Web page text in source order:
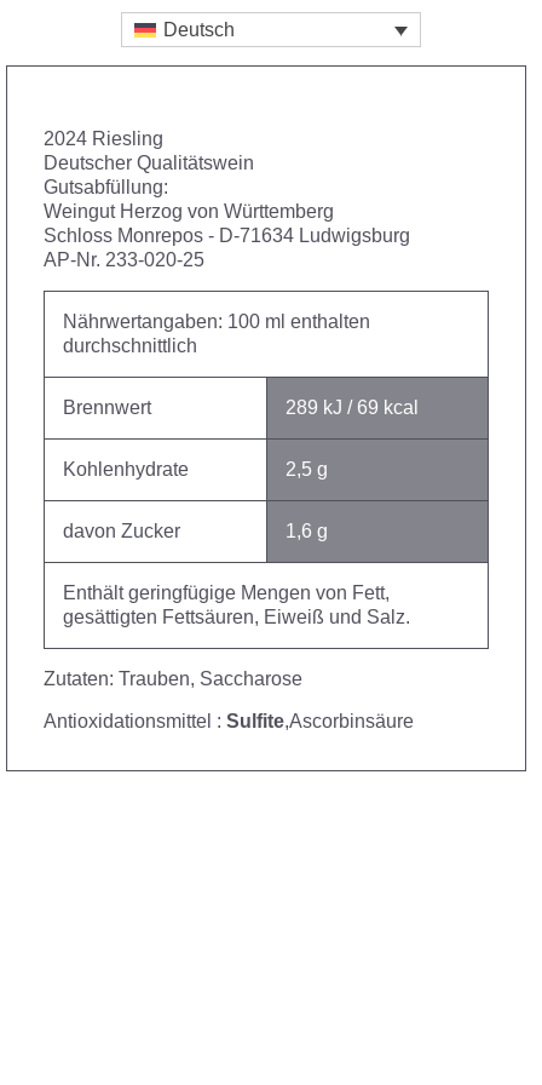
Deutsch
2024 Riesling
Deutscher Qualitätswein
Gutsabfüllung:
Weingut Herzog von Württemberg
Schloss Monrepos - D-71634 Ludwigsburg
AP-Nr. 233-020-25
Nährwertangaben: 100 ml enthalten
durchschnittlich
Brennwert 289 kJ / 69 kcal
Kohlenhydrate 2,5 g
davon Zucker 1,6 g
Enthält geringfügige Mengen von Fett,
gesättigten Fettsäuren, Eiweiß und Salz.
Zutaten: Trauben, Saccharose
Antioxidationsmittel : Sulfite,Ascorbinsäure